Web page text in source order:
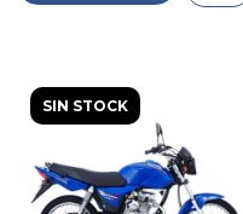
SIN STOCK